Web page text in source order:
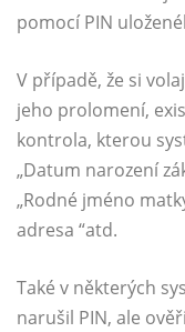
pomocí PIN
V případě, že si
jeho prolomení,
kontrola, kterou
„Datum narození
„Rodné jméno
adresa “atd.
Také v některých
narušil PIN, ale